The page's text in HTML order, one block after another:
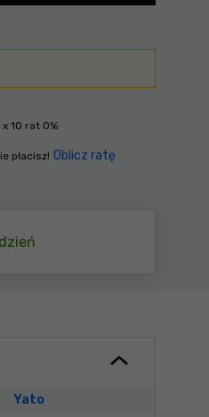
x 10 rat 0%
płacisz! Oblicz ratę
Yato